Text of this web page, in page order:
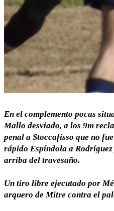
En el complemento pocas
Mallo desviado, a los 9m
penal a Stoccafisso que no
rápido Espíndola a
arriba del travesaño.
Un tiro libre ejecutado por
arquero de Mitre contra el